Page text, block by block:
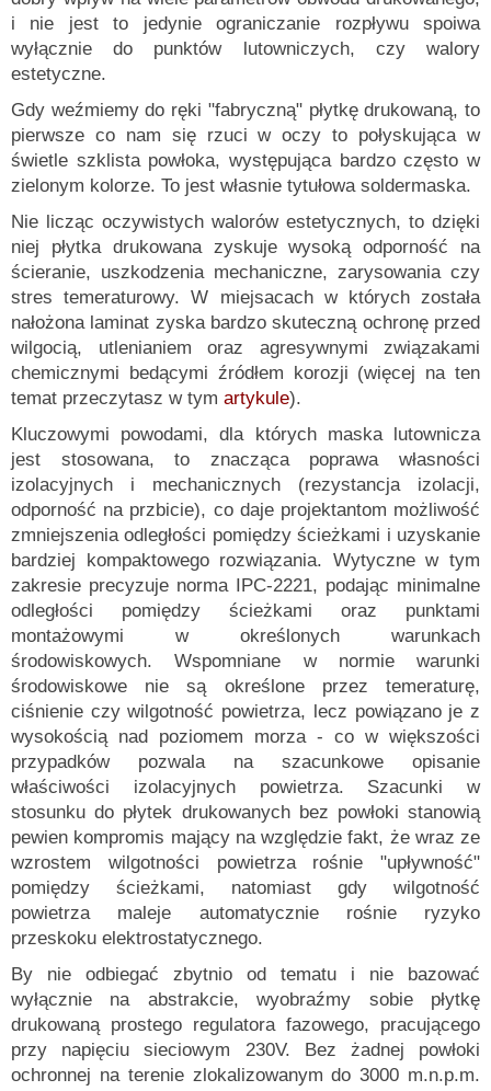
i nie jest to jedynie ograniczanie rozpływu spoiwa
wyłącznie do punktów lutowniczych, czy walory
estetyczne.
Gdy weźmiemy do ręki "fabryczną" płytkę drukowaną, to
pierwsze co nam się rzuci w oczy to połyskująca w
świetle szklista powłoka, występująca bardzo często w
zielonym kolorze. To jest własnie tytułowa soldermaska.
Nie licząc oczywistych walorów estetycznych, to dzięki
niej płytka drukowana zyskuje wysoką odporność na
ścieranie, uszkodzenia mechaniczne, zarysowania czy
stres temeraturowy. W miejsacach w których została
nałożona laminat zyska bardzo skuteczną ochronę przed
wilgocią, utlenianiem oraz agresywnymi związakami
chemicznymi bedącymi źródłem korozji (więcej na ten
temat przeczytasz w tym artykule).
Kluczowymi powodami, dla których maska lutownicza
jest stosowana, to znacząca poprawa własności
izolacyjnych i mechanicznych (rezystancja izolacji,
odporność na przbicie), co daje projektantom możliwość
zmniejszenia odległości pomiędzy ścieżkami i uzyskanie
bardziej kompaktowego rozwiązania. Wytyczne w tym
zakresie precyzuje norma IPC-2221, podając minimalne
odległości pomiędzy ścieżkami oraz punktami
montażowymi w określonych warunkach
środowiskowych. Wspomniane w normie warunki
środowiskowe nie są określone przez temeraturę,
ciśnienie czy wilgotność powietrza, lecz powiązano je z
wysokością nad poziomem morza - co w większości
przypadków pozwala na szacunkowe opisanie
właściwości izolacyjnych powietrza. Szacunki w
stosunku do płytek drukowanych bez powłoki stanowią
pewien kompromis mający na względzie fakt, że wraz ze
wzrostem wilgotności powietrza rośnie "upływność"
pomiędzy ścieżkami, natomiast gdy wilgotność
powietrza maleje automatycznie rośnie ryzyko
przeskoku elektrostatycznego.
By nie odbiegać zbytnio od tematu i nie bazować
wyłącznie na abstrakcie, wyobraźmy sobie płytkę
drukowaną prostego regulatora fazowego, pracującego
przy napięciu sieciowym 230V. Bez żadnej powłoki
ochronnej na terenie zlokalizowanym do 3000 m.n.p.m.